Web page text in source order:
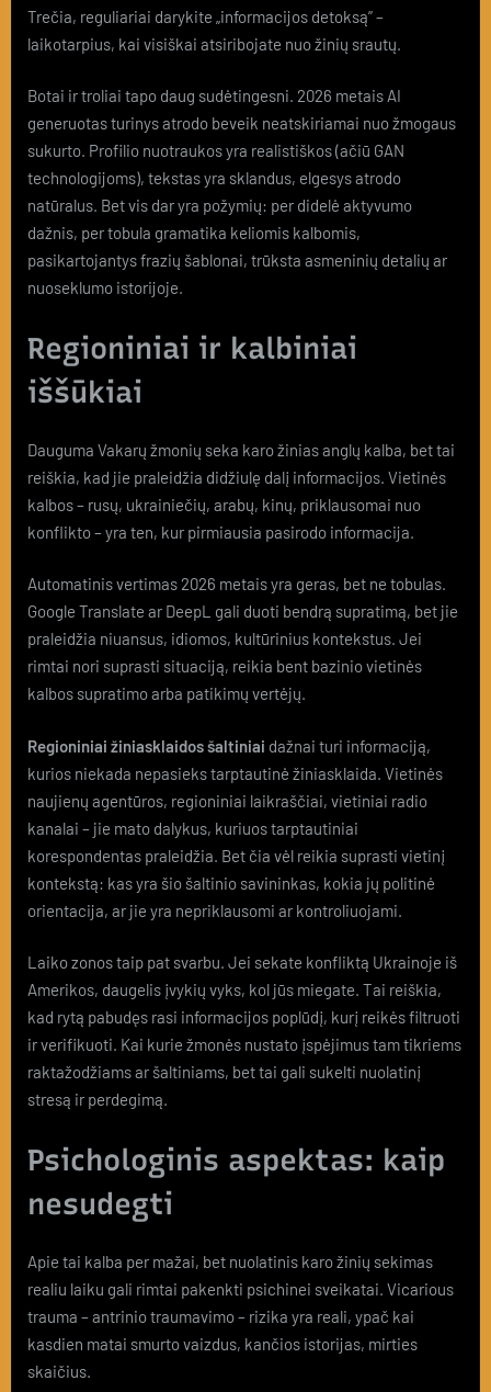
Trečia, reguliariai darykite „informacijos detoksą” –
laikotarpius, kai visiškai atsiribojate nuo žinių srautų.
Botai ir troliai tapo daug sudėtingesni. 2026 metais AI
generuotas turinys atrodo beveik neatskiriamai nuo žmogaus
sukurto. Profilio nuotraukos yra realistiškos (ačiū GAN
technologijoms), tekstas yra sklandus, elgesys atrodo
natūralus. Bet vis dar yra požymių: per didelė aktyvumo
dažnis, per tobula gramatika keliomis kalbomis,
pasikartojantys frazių šablonai, trūksta asmeninių detalių ar
nuoseklumo istorijoje.
Regioniniai ir kalbiniai
iššūkiai
Dauguma Vakarų žmonių seka karo žinias anglų kalba, bet tai
reiškia, kad jie praleidžia didžiulę dalį informacijos. Vietinės
kalbos – rusų, ukrainiečių, arabų, kinų, priklausomai nuo
konflikto – yra ten, kur pirmiausia pasirodo informacija.
Automatinis vertimas 2026 metais yra geras, bet ne tobulas.
Google Translate ar DeepL gali duoti bendrą supratimą, bet jie
praleidžia niuansus, idiomos, kultūrinius kontekstus. Jei
rimtai nori suprasti situaciją, reikia bent bazinio vietinės
kalbos supratimo arba patikimų vertėjų.
Regioniniai žiniasklaidos šaltiniai dažnai turi informaciją,
kurios niekada nepasieks tarptautinė žiniasklaida. Vietinės
naujienų agentūros, regioniniai laikraščiai, vietiniai radio
kanalai – jie mato dalykus, kuriuos tarptautiniai
korespondentas praleidžia. Bet čia vėl reikia suprasti vietinį
kontekstą: kas yra šio šaltinio savininkas, kokia jų politinė
orientacija, ar jie yra nepriklausomi ar kontroliuojami.
Laiko zonos taip pat svarbu. Jei sekate konfliktą Ukrainoje iš
Amerikos, daugelis įvykių vyks, kol jūs miegate. Tai reiškia,
kad rytą pabudęs rasi informacijos poplūdį, kurį reikės filtruoti
ir verifikuoti. Kai kurie žmonės nustato įspėjimus tam tikriems
raktažodžiams ar šaltiniams, bet tai gali sukelti nuolatinį
stresą ir perdegimą.
Psichologinis aspektas: kaip
nesudegti
Apie tai kalba per mažai, bet nuolatinis karo žinių sekimas
realiu laiku gali rimtai pakenkti psichinei sveikatai. Vicarious
trauma – antrinio traumavimo – rizika yra reali, ypač kai
kasdien matai smurto vaizdus, kančios istorijas, mirties
skaičius.